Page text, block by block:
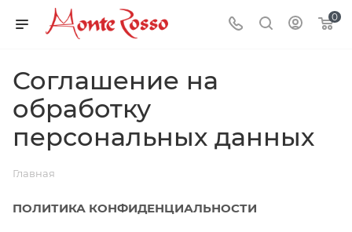
0
Соглашение на
обработку
персональных данных
Главная
ПОЛИТИКА КОНФИДЕНЦИАЛЬНОСТИ